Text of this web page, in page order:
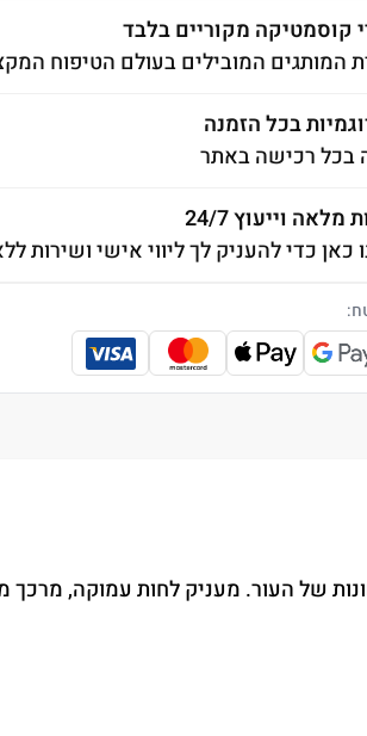
קוסמטיקה מקוריים בלבד
המותגים המובילים בעולם הטיפוח
בכל רכישה באתר
מלאה וייעוץ 24/7
כאן כדי להעניק לך ליווי אישי ושירות
של העור. מעניק לחות עמוקה,